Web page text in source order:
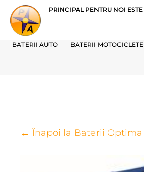
PRINCIPAL PENTRU NOI ESTE
BATERII AUTO BATERII MOTOCICLETE
← Înapoi la Baterii Optima